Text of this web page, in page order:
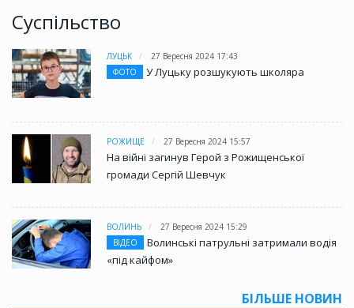
Суспільство
ЛУЦЬК
27 Вересня 2024 17:43
ФОТО
У Луцьку розшукують школяра
РОЖИЩЕ 27 Вересня 2024 15:57
На війні загинув Герой з Рожищенської
громади Сергій Шевчук
ВОЛИНЬ
27 Вересня 2024 15:29
ВІДЕО
Волинські патрульні затримали водія
«під кайфом»
БІЛЬШЕ НОВИН